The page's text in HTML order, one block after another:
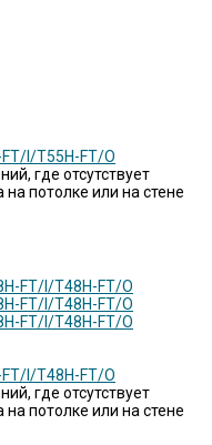
I/Т55H-FT/O
где отсутствует
потолке или на стене
I/Т48H-FT/O
где отсутствует
потолке или на стене